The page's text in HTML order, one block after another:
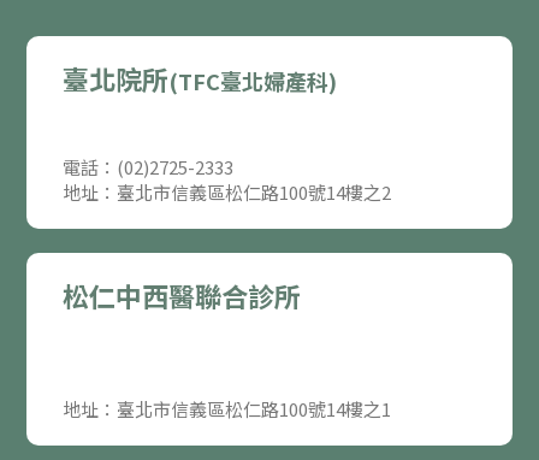
臺北院所(TFC臺北婦產科)
電話：(02)2725-2333
地址：臺北市信義區松仁路100號14樓之2
松仁中西醫聯合診所
地址：臺北市信義區松仁路100號14樓之1